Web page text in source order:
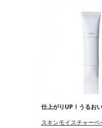
仕上がりUP！うるお
スキンモイスチャーベ